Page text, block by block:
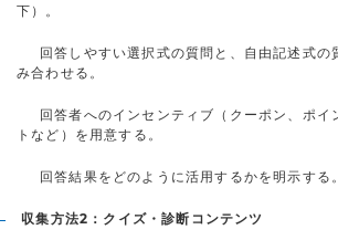
下）。
回答しやすい選択式の質問と、自由記述式の
み合わせる。
回答者へのインセンティブ（クーポン、ポイ
トなど）を用意する。
回答結果をどのように活用するかを明示する。
収集方法2：クイズ・診断コンテンツ